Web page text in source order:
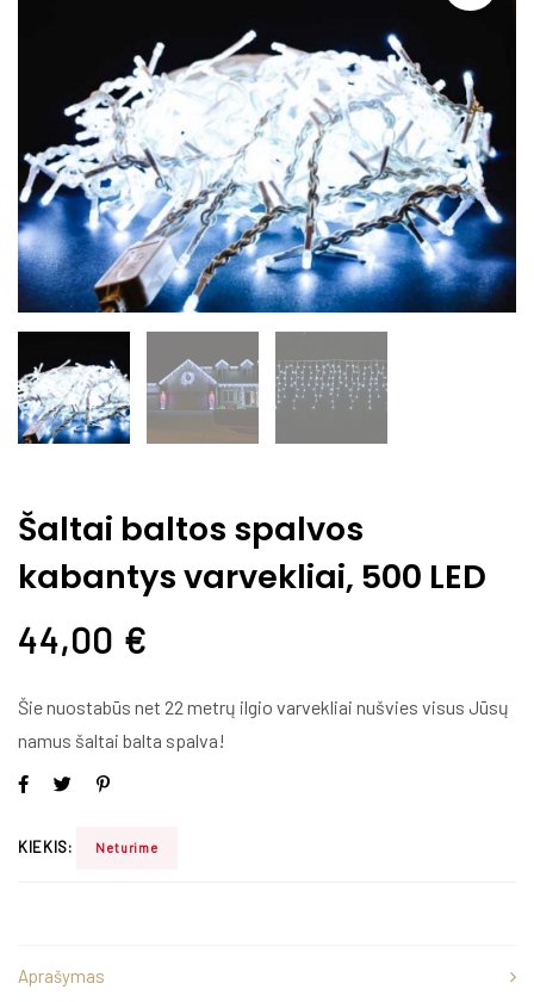
Šaltai baltos spalvos
kabantys varvekliai, 500 LED
44,00 €
Šie nuostabūs net 22 metrų ilgio varvekliai nušvies visus Jūsų
namus šaltai balta spalva!
KIEKIS: Neturime
Aprašymas